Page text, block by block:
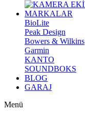
MARKALAR
BioLite
Peak Design
Bowers & Wilkins
Garmin
KANTO
SOUNDBOKS
BLOG
GARAJ
Menü